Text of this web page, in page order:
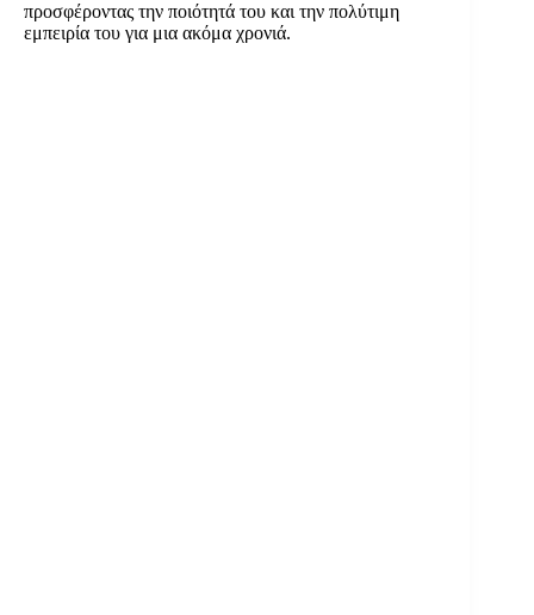
προσφέροντας την ποιότητά του και την πολύτιμη
εμπειρία του για μια ακόμα χρονιά.